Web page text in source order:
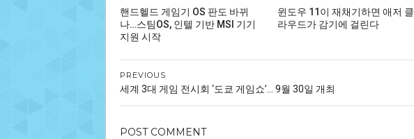
핸드헬드 게임기 OS 판도 바뀌
나…스팀OS, 인텔 기반 MSI 기기
지원 시작
윈도우 11이 재채기하면 애저 클
라우드가 감기에 걸린다
PREVIOUS
세계 3대 게임 전시회 ‘도쿄 게임쇼’... 9월 30일 개최
POST COMMENT